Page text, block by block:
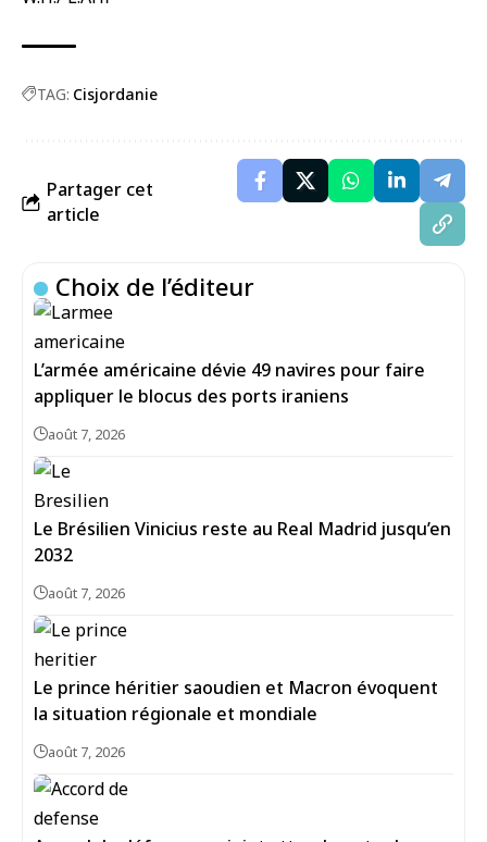
TAG: Cisjordanie
Partager cet
article
Choix de l’éditeur
L’armée américaine dévie 49 navires pour faire
appliquer le blocus des ports iraniens
août 7, 2026
Le Brésilien Vinicius reste au Real Madrid jusqu’en
2032
août 7, 2026
Le prince héritier saoudien et Macron évoquent
la situation régionale et mondiale
août 7, 2026